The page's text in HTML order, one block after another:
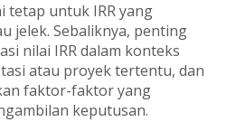
tetap untuk IRR yang
jelek. Sebaliknya, penting
nilai IRR dalam konteks
atau proyek tertentu, dan
faktor-faktor yang
keputusan.